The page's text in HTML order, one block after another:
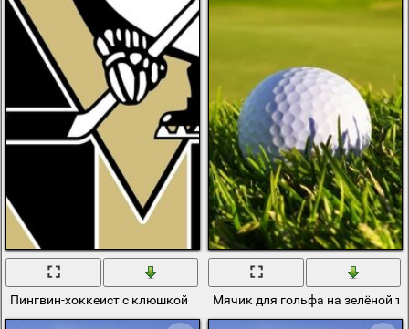
Пингвин-хоккеист с клюшкой Мячик для гольфа на зелёной